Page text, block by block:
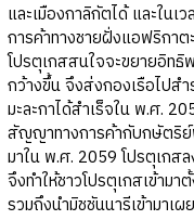
และเมืองกาลิกัตได้ และในเ
การค้าทางชายฝั่งแอฟริกา
โปรตุเกสสนใจจะขยายอิทธิ
กว้างขึ้น จึงส่งกองเรือไปส
มะละกาได้สำเร็จใน พ.ศ.
สัญญาทางการค้ากับกษัตริย์
มาใน พ.ศ. 2059 โปรตุเก
จึงทำให้ชาวโปรตุเกสเข้าม
รวมถึงนำมิชชันนารีเข้ามา